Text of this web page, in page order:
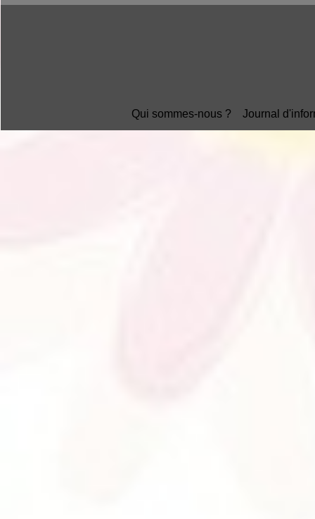
Qui sommes-nous ? Journal